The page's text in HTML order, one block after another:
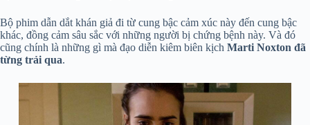
Bộ phim dẫn dắt khán giả đi từ cung bậc cảm xúc này đến cung bậc
khác, đồng cảm sâu sắc với những người bị chứng bệnh này. Và đó
cũng chính là những gì mà đạo diễn kiêm biên kịch Marti Noxton đã
từng trải qua.